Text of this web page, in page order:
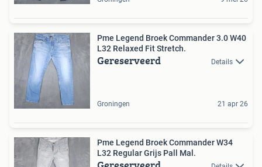
Pme Legend Broek Commander 3.0 W40
L32 Relaxed Fit Stretch.
Gereserveerd Details
Groningen 21 apr 26
Pme Legend Broek Commander W34
L32 Regular Grijs Pall Mal.